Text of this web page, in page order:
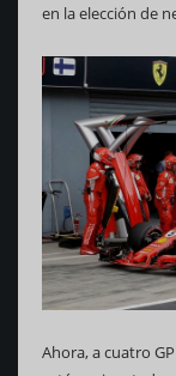
en la elección de
Ahora, a cuatro